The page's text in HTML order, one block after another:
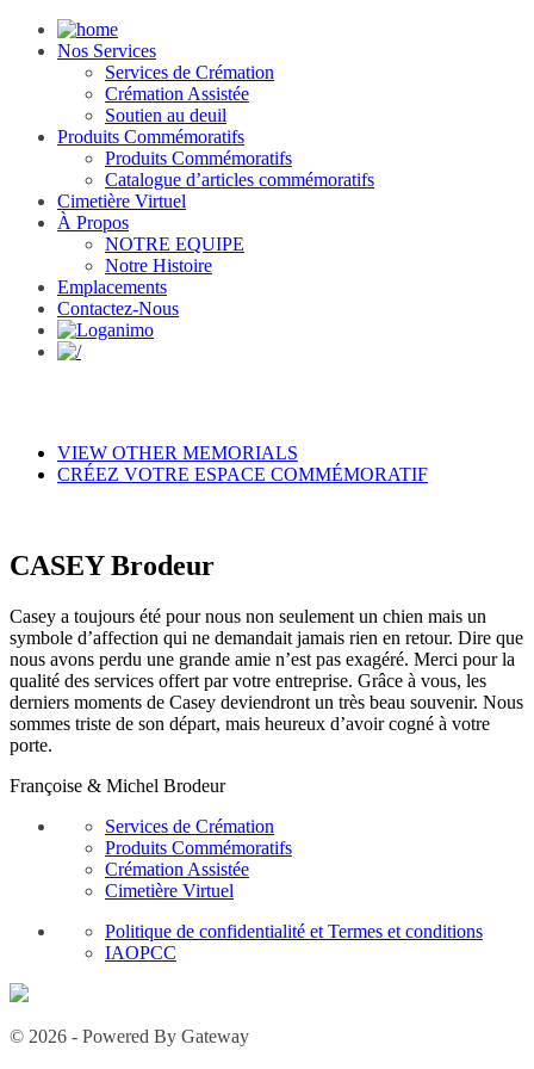
Nos Services
Services de Crémation
Crémation Assistée
Soutien au deuil
Produits Commémoratifs
Produits Commémoratifs
Catalogue d’articles commémoratifs
Cimetière Virtuel
À Propos
NOTRE EQUIPE
Notre Histoire
Emplacements
Contactez-Nous
VIEW OTHER MEMORIALS
CRÉEZ VOTRE ESPACE COMMÉMORATIF
CASEY Brodeur
Casey a toujours été pour nous non seulement un chien mais un
symbole d’affection qui ne demandait jamais rien en retour. Dire que
nous avons perdu une grande amie n’est pas exagéré. Merci pour la
qualité des services offert par votre entreprise. Grâce à vous, les
derniers moments de Casey deviendront un très beau souvenir. Nous
sommes triste de son départ, mais heureux d’avoir cogné à votre
porte.
Françoise & Michel Brodeur
Services de Crémation
Produits Commémoratifs
Crémation Assistée
Cimetière Virtuel
Politique de confidentialité et Termes et conditions
IAOPCC
© 2026 - Powered By Gateway